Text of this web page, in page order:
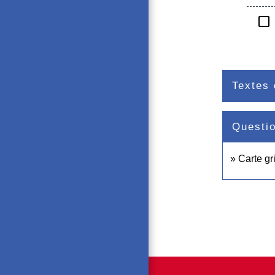
check_box_outline_blank
Textes
Carte